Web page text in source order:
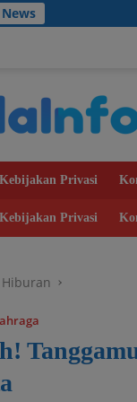
Kebijakan Privasi
Kebijakan Privasi
Hiburan